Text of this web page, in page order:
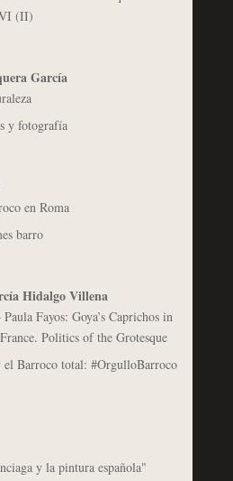
(II)
García
y fotografía
en Roma
barro
Hidalgo Villena
Fayos: Goya’s Caprichos in
Politics of the Grotesque
el Barroco total: #OrgulloBarroco
y la pintura española"